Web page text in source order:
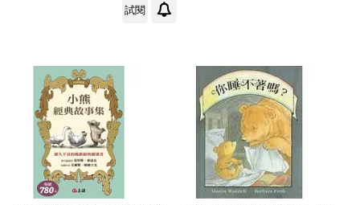
試閱